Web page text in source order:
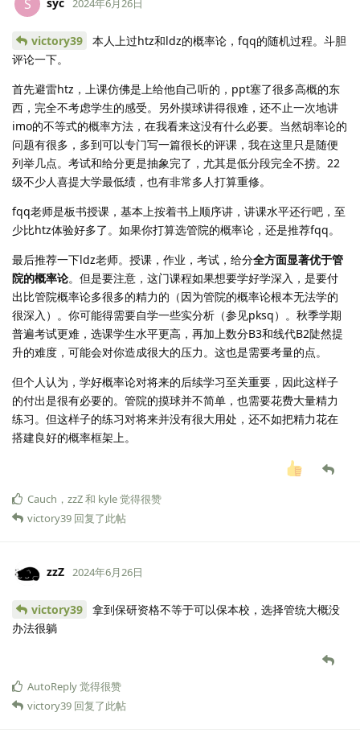
S 2024年6月26日
victory39
本人上过htz和ldz的概率论，fqq的随机过程。斗胆
评论一下。
首先避雷htz，上课仿佛是上给他自己听的，ppt塞了很多高概的东
西，完全不考虑学生的感受。另外摸球讲得很难，还不止一次地讲
imo的不等式的概率方法，在我看来这没有什么必要。当然胡率论的
问题有很多，多到可以专门写一篇很长的评课，我在这里只是随便
列举几点。考试和给分更是抽象完了，尤其是低分段完全不捞。22
级不少人喜提大学最低绩，也有非常多人打算重修。
fqq老师是板书授课，基本上按着书上顺序讲，讲课水平还行吧，至
少比htz体验好多了。如果你打算选管院的概率论，还是推荐fqq。
最后推荐一下ldz老师。授课，作业，考试，给分全方面显著优于管
院的概率论。但是要注意，这门课程如果想要学好学深入，是要付
出比管院概率论多很多的精力的（因为管院的概率论根本无法学的
很深入）。你可能得需要自学一些实分析（参见pksq）。秋季学期
普遍考试更难，选课学生水平更高，再加上数分B3和线代B2陡然提
升的难度，可能会对你造成很大的压力。这也是需要考量的点。
但个人认为，学好概率论对将来的后续学习至关重要，因此这样子
的付出是很有必要的。管院的摸球并不简单，也需要花费大量精力
练习。但这样子的练习对将来并没有很大用处，还不如把精力花在
搭建良好的概率框架上。
Cauch ， zzZ和 kyle觉得很赞
victory39 回复了此帖
zzZ 2024年6月26日
victory39
拿到保研资格不等于可以保本校，选择管统大概没
办法很躺
AutoReply觉得很赞
victory39 回复了此帖